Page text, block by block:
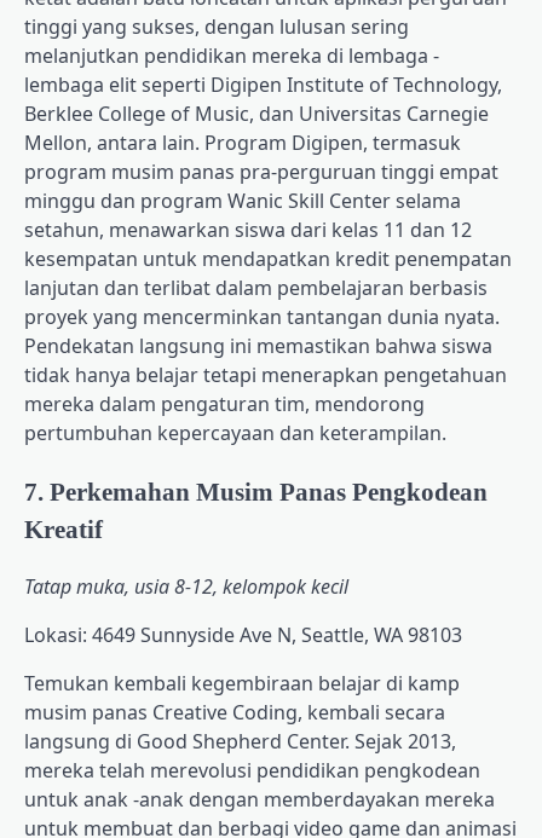
tinggi yang sukses, dengan lulusan sering
melanjutkan pendidikan mereka di lembaga -
lembaga elit seperti Digipen Institute of Technology,
Berklee College of Music, dan Universitas Carnegie
Mellon, antara lain. Program Digipen, termasuk
program musim panas pra-perguruan tinggi empat
minggu dan program Wanic Skill Center selama
setahun, menawarkan siswa dari kelas 11 dan 12
kesempatan untuk mendapatkan kredit penempatan
lanjutan dan terlibat dalam pembelajaran berbasis
proyek yang mencerminkan tantangan dunia nyata.
Pendekatan langsung ini memastikan bahwa siswa
tidak hanya belajar tetapi menerapkan pengetahuan
mereka dalam pengaturan tim, mendorong
pertumbuhan kepercayaan dan keterampilan.
7. Perkemahan Musim Panas Pengkodean
Kreatif
Tatap muka, usia 8-12, kelompok kecil
Lokasi: 4649 Sunnyside Ave N, Seattle, WA 98103
Temukan kembali kegembiraan belajar di kamp
musim panas Creative Coding, kembali secara
langsung di Good Shepherd Center. Sejak 2013,
mereka telah merevolusi pendidikan pengkodean
untuk anak -anak dengan memberdayakan mereka
untuk membuat dan berbagi video game dan animasi